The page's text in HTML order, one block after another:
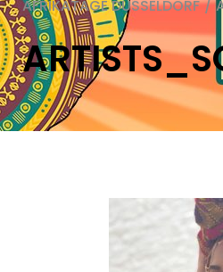
AFRIKATAGE DÜSSELDORF /